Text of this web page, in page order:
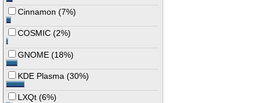
Cinnamon (7%)
COSMIC (2%)
GNOME (18%)
KDE Plasma (30%)
LXQt (6%)